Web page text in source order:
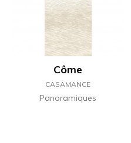
Côme
CASAMANCE
Panoramiques